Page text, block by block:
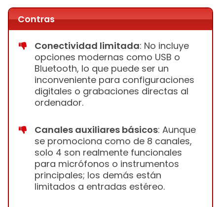
Contras
Conectividad limitada: No incluye
opciones modernas como USB o
Bluetooth, lo que puede ser un
inconveniente para configuraciones
digitales o grabaciones directas al
ordenador.
Canales auxiliares básicos: Aunque
se promociona como de 8 canales,
solo 4 son realmente funcionales
para micrófonos o instrumentos
principales; los demás están
limitados a entradas estéreo.